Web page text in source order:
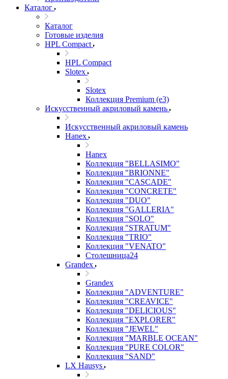
Каталог
Каталог
Готовые изделия
HPL Compact
HPL Compact
Slotex
Slotex
Коллекция Premium (e3)
Искусственный акриловый камень
Искусственный акриловый камень
Hanex
Hanex
Коллекция "BELLASIMO"
Коллекция "BRIONNE"
Коллекция "CASCADE"
Коллекция "CONCRETE"
Коллекция "DUO"
Коллекция "GALLERIA"
Коллекция "SOLO"
Коллекция "STRATUM"
Коллекция "TRIO"
Коллекция "VENATO"
Столешница24
Grandex
Grandex
Коллекция "ADVENTURE"
Коллекция "CREAVICE"
Коллекция "DELICIOUS"
Коллекция "EXPLORER"
Коллекция "JEWEL"
Коллекция "MARBLE OCEAN"
Коллекция "PURE COLOR"
Коллекция "SAND"
LX Hausys